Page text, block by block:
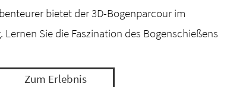
bietet der 3D-Bogenparcour im
Sie die Faszination des Bogenschießens
Zum Erlebnis